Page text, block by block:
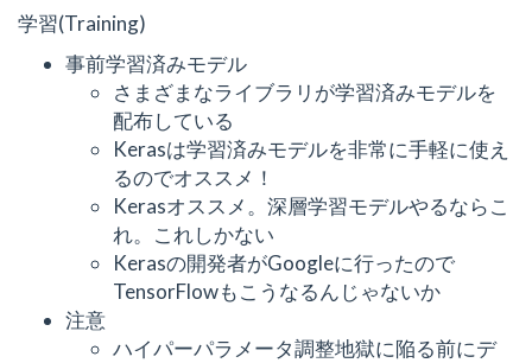
学習(Training)
事前学習済みモデル
さまざまなライブラリが学習済みモデルを
配布している
Kerasは学習済みモデルを非常に手軽に使え
るのでオススメ！
Kerasオススメ。深層学習モデルやるならこ
れ。これしかない
Kerasの開発者がGoogleに行ったので
TensorFlowもこうなるんじゃないか
注意
ハイパーパラメータ調整地獄に陥る前にデ